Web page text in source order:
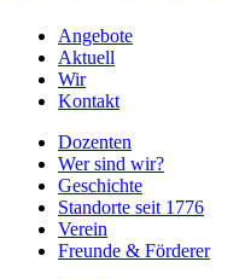
Angebote
Aktuell
Wir
Kontakt
Dozenten
Wer sind wir?
Geschichte
Standorte seit 1776
Verein
Freunde & Förderer